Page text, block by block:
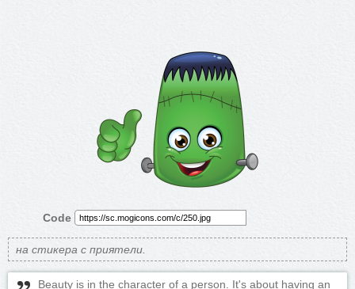
Code
на стикера с приятели.
Beauty is in the character of a person. It's about having an